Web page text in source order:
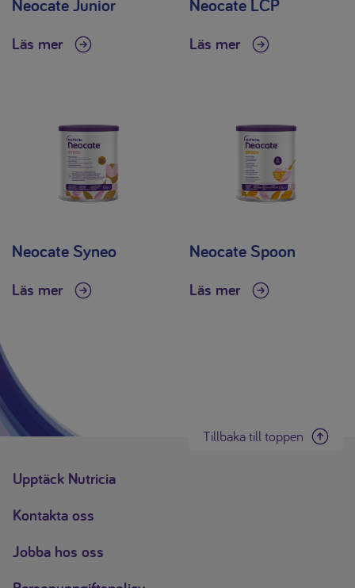
Läs mer Läs mer
Neocate Syneo
Läs mer
Neocate Spoon
Läs mer
Tillbaka till toppen
Upptäck Nutricia
Kontakta oss
Jobba hos oss